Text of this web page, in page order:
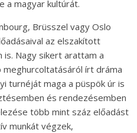
a magyar kultúrát.
Brüsszel vagy Oslo
az elszakított
Nagy sikert arattam a
meghurcoltatásáról írt dráma
turnéját maga a püspök úr is
és rendezésemben
több mint száz előadást
munkát végzek,